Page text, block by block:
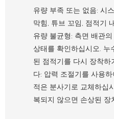
유량 부족 또는 없음: 시
막힘, 튜브 꼬임, 점적기
유량 불균형: 측면 배관
상태를 확인하십시오. 누
된 점적기를 다시 장착
다: 압력 조절기를 사용
적은 분사기로 교체하십
복되지 않으면 손상된 장